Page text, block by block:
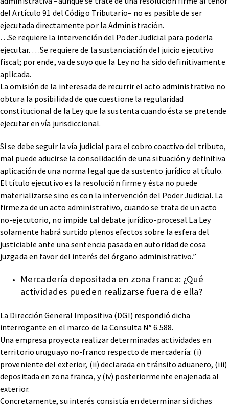
del Artículo 91 del Código Tributario– no es pasible de ser
ejecutada directamente por la Administración.
…Se requiere la intervención del Poder Judicial para poderla
ejecutar. …Se requiere de la sustanciación del juicio ejecutivo
fiscal; por ende, va de suyo que la Ley no ha sido definitivamente
aplicada.
La omisión de la interesada de recurrir el acto administrativo no
obtura la posibilidad de que cuestione la regularidad
constitucional de la Ley que la sustenta cuando ésta se pretende
ejecutar en vía jurisdiccional.
Si se debe seguir la vía judicial para el cobro coactivo del tributo,
mal puede aducirse la consolidación de una situación y definitiva
aplicación de una norma legal que da sustento jurídico al título.
El título ejecutivo es la resolución firme y ésta no puede
materializarse sino es con la intervención del Poder Judicial. La
firmeza de un acto administrativo, cuando se trata de un acto
no-ejecutorio, no impide tal debate jurídico-procesal.La Ley
solamente habrá surtido plenos efectos sobre la esfera del
justiciable ante una sentencia pasada en autoridad de cosa
juzgada en favor del interés del órgano administrativo.”
Mercadería depositada en zona franca: ¿Qué
actividades pueden realizarse fuera de ella?
La Dirección General Impositiva (DGI) respondió dicha
interrogante en el marco de la Consulta N° 6.588.
Una empresa proyecta realizar determinadas actividades en
territorio uruguayo no-franco respecto de mercadería: (i)
proveniente del exterior, (ii) declarada en tránsito aduanero, (iii)
depositada en zona franca, y (iv) posteriormente enajenada al
exterior.
Concretamente, su interés consistía en determinar si dichas